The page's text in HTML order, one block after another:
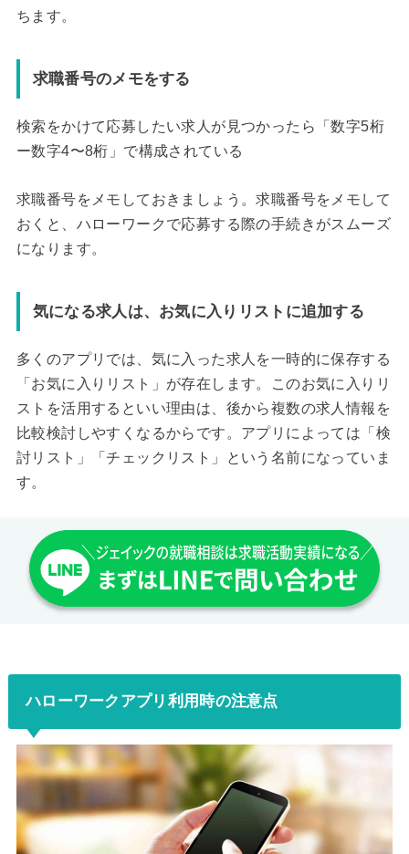
ちます。
求職番号のメモをする
検索をかけて応募したい求人が見つかったら「数字5桁
ー数字4〜8桁」で構成されている
求職番号をメモしておきましょう。求職番号をメモして
おくと、ハローワークで応募する際の手続きがスムーズ
になります。
気になる求人は、お気に入りリストに追加する
多くのアプリでは、気に入った求人を一時的に保存する
「お気に入りリスト」が存在します。このお気に入りリ
ストを活用するといい理由は、後から複数の求人情報を
比較検討しやすくなるからです。アプリによっては「検
討リスト」「チェックリスト」という名前になっていま
す。
ハローワークアプリ利用時の注意点